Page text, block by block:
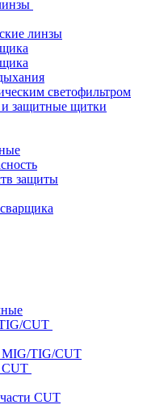
линзы
светофильтром
защитные щитки
защиты
CUT
MIG/TIG/CUT
CUT
CUT